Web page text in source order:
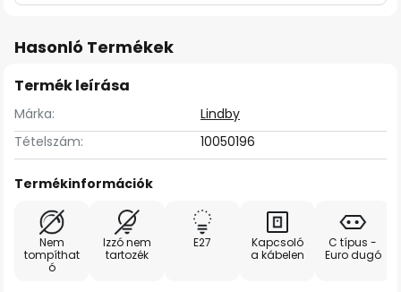
Hasonló Termékek
Termék leírása
Márka:
Lindby
Tételszám:
10050196
Termékinformációk
Nem
tompíthat
ó
Izzó nem
tartozék
E27
Kapcsoló
a kábelen
C típus -
Euro dugó